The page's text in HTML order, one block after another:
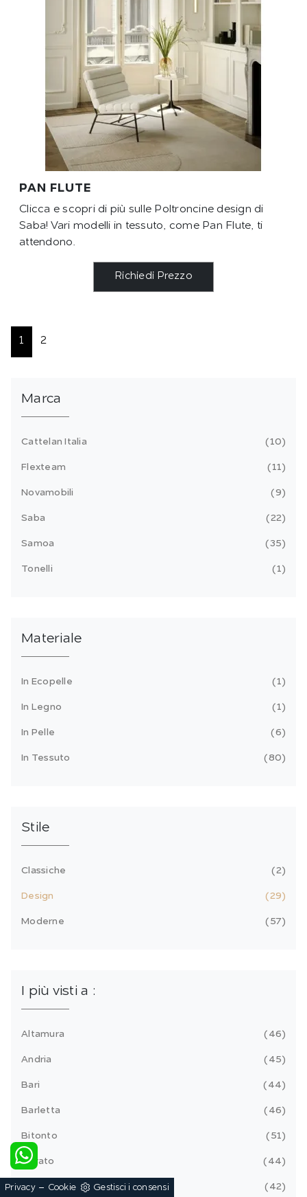
PAN FLUTE
Clicca e scopri di più sulle Poltroncine design di
Saba! Vari modelli in tessuto, come Pan Flute, ti
attendono.
Richiedi Prezzo
1 2
Marca
Cattelan Italia 10
Flexteam 11
Novamobili 9
Saba 22
Samoa 35
Tonelli 1
Materiale
In Ecopelle 1
In Legno 1
In Pelle 6
In Tessuto 80
Stile
Classiche 2
Design 29
Moderne 57
I più visti a :
Altamura 46
Andria 45
Bari 44
Barletta 46
Bitonto 51
Corato 44
Gravina In Puglia 42
Privacy- Cookie Gestisci i consensi